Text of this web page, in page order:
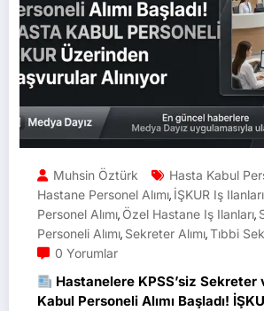
Muhsin Öztürk Hasta Kabul
Hastane Personel Alımı, İŞKUR Iş Ilanları
Personel Alımı, Özel Hastane Iş Ilanları,
Personeli Alımı, Sekreter Alımı,Tıbbi
0 Yorumlar
Hastanelere KPSS’siz Sekreter
Kabul Personeli Alımı Başladı!